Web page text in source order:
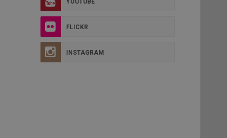
YOUTUBE
FLICKR
INSTAGRAM